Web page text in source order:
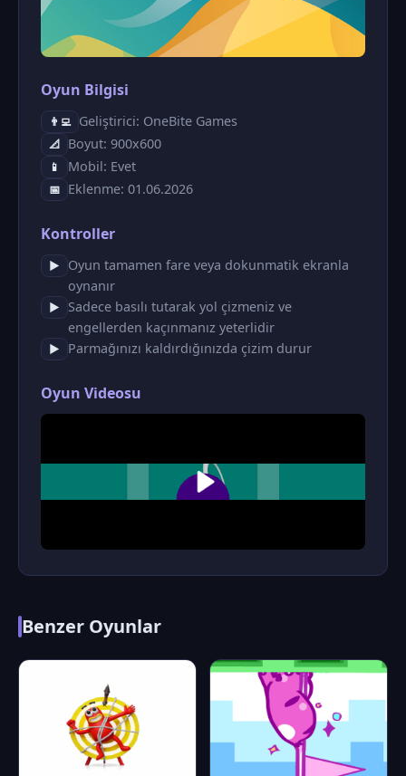
Oyun Bilgisi
👨‍💻 Geliştirici: OneBite Games
📐 Boyut: 900x600
📱 Mobil: Evet
📅 Eklenme: 01.06.2026
Kontroller
▶
Oyun tamamen fare veya dokunmatik ekranla
oynanır
▶
Sadece basılı tutarak yol çizmeniz ve
engellerden kaçınmanız yeterlidir
▶ Parmağınızı kaldırdığınızda çizim durur
Oyun Videosu
Benzer Oyunlar